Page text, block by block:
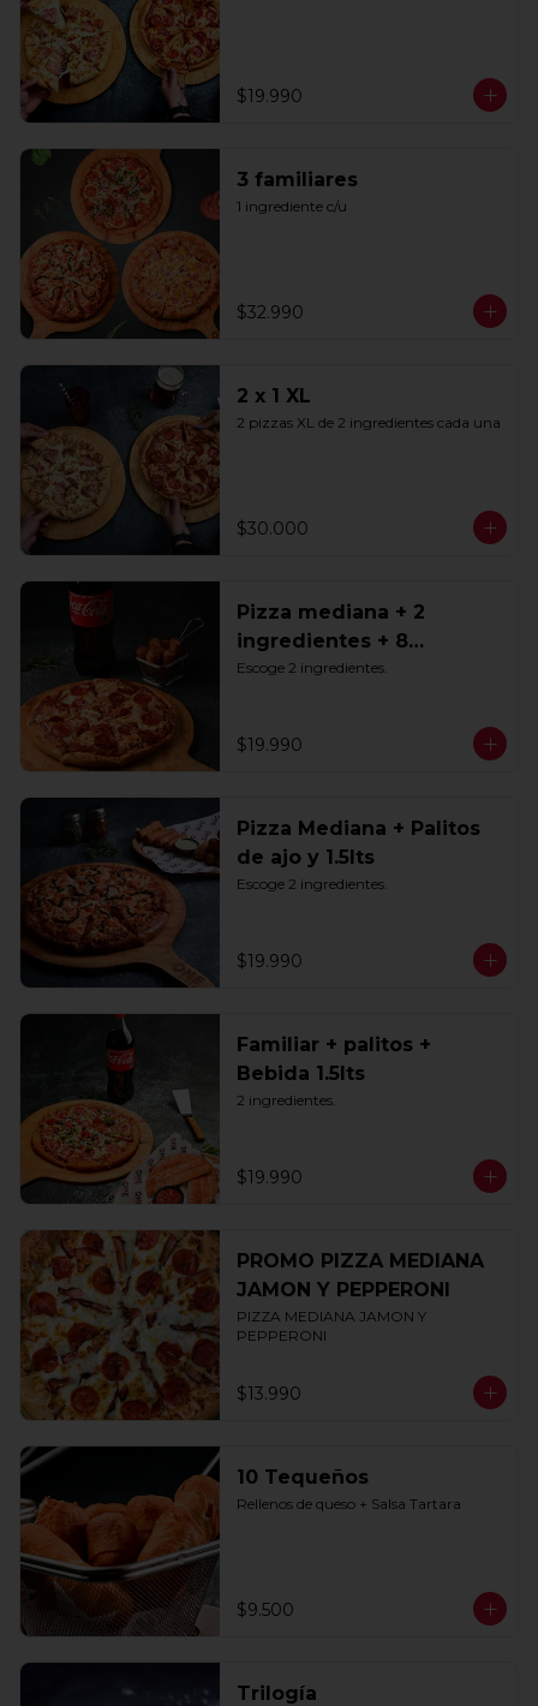
$19.990
3 familiares
1 ingrediente c/u
$32.990
2 x 1 XL
2 pizzas XL de 2 ingredientes cada una
$30.000
Pizza mediana + 2
ingredientes + 8
Tequeños + Bebida 1.5lts
Escoge 2 ingredientes.
$19.990
Pizza Mediana + Palitos
de ajo y 1.5lts
Escoge 2 ingredientes.
$19.990
Familiar + palitos +
Bebida 1.5lts
2 ingredientes.
$19.990
PROMO PIZZA MEDIANA
JAMON Y PEPPERONI
PIZZA MEDIANA JAMON Y
PEPPERONI
$13.990
10 Tequeños
Rellenos de queso + Salsa Tartara
$9.500
Trilogía